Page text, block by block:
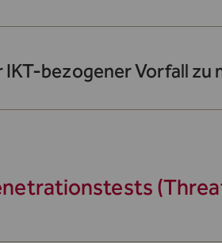
bezogener Vorfall zu